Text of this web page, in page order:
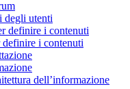
degli utenti
definire i contenuti
definire i contenuti
dell’informazione